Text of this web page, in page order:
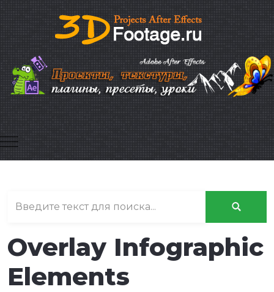
Mobile Menu Toggle
Overlay Infographic
Elements